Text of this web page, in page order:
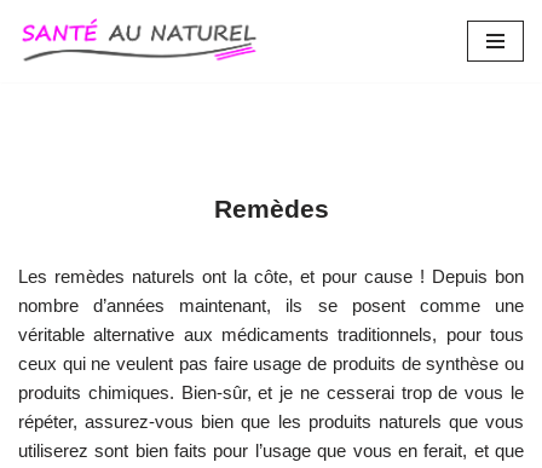
Aller
Remèdes
Les remèdes naturels ont la côte, et pour cause ! Depuis bon
nombre d’années maintenant, ils se posent comme une
véritable alternative aux médicaments traditionnels, pour tous
ceux qui ne veulent pas faire usage de produits de synthèse ou
produits chimiques. Bien-sûr, et je ne cesserai trop de vous le
répéter, assurez-vous bien que les produits naturels que vous
utiliserez sont bien faits pour l’usage que vous en ferait, et que